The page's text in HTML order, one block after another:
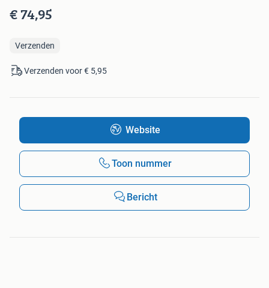
€ 74,95
Verzenden
Verzenden voor € 5,95
Website
Toon nummer
Bericht